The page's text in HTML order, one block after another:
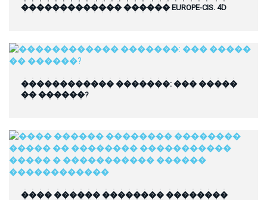
������������� ������ EUROPE-CIS. 4D
������������ �������: ��� �����
�� ������?
���� ������ �������� ��������